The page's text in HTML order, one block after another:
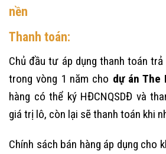
nền
Thanh toán:
Chủ đầu tư áp dụng thanh toán
trong vòng 1 năm cho dự án The
hàng có thể ký HĐCNQSDĐ và
giá trị lô, còn lại sẽ thanh toán khi
Chính sách bán hàng áp dụng cho